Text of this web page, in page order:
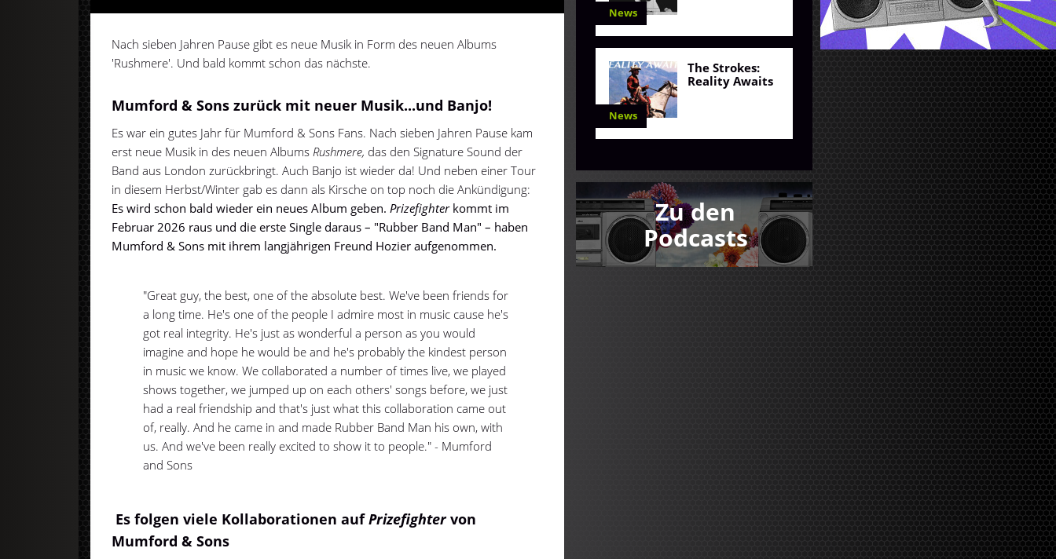
Nach sieben Jahren Pause gibt es neue Musik in Form des neuen Albums
'Rushmere'. Und bald kommt schon das nächste.
Mumford & Sons zurück mit neuer Musik...und Banjo!
Es war ein gutes Jahr für Mumford & Sons Fans. Nach sieben Jahren Pause kam
erst neue Musik in des neuen Albums Rushmere, das den Signature Sound der
Band aus London zurückbringt. Auch Banjo ist wieder da! Und neben einer Tour
in diesem Herbst/Winter gab es dann als Kirsche on top noch die Ankündigung:
Es wird schon bald wieder ein neues Album geben. Prizefighterkommt im
Februar 2026 raus und die erste Single daraus – "Rubber Band Man" – haben
Mumford & Sons mit ihrem langjährigen Freund Hozier aufgenommen.
"Great guy, the best, one of the absolute best. We've been friends for
a long time. He's one of the people I admire most in music cause he's
got real integrity. He's just as wonderful a person as you would
imagine and hope he would be and he's probably the kindest person
in music we know. We collaborated a number of times live, we played
shows together, we jumped up on each others' songs before, we just
had a real friendship and that's just what this collaboration came out
of, really. And he came in and made Rubber Band Man his own, with
us. And we've been really excited to show it to people." - Mumford
and Sons
Es folgen viele Kollaborationen aufPrizefightervon
Mumford & Sons
News
News
The Strokes:
Reality Awaits
Zu den
Podcasts